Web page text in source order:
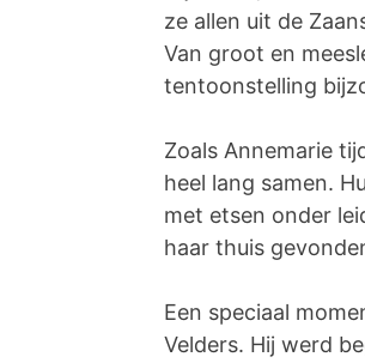
ze allen uit de
Van groot en
tentoonstelling
Zoals Annemarie
heel lang samen.
met etsen onder
haar thuis
Een speciaal
Velders. Hij werd